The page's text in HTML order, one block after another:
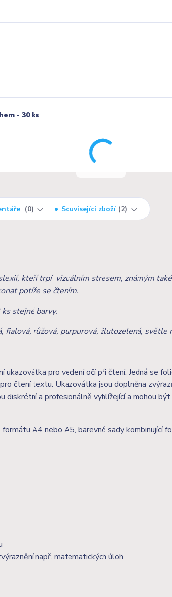
- 30 ks
0 Související zboží 2
kteří trpí vizuálním stresem, známým
potíže se čtením.
ks stejné barvy.
fialová, růžová, purpurová, žlutozelená, světle
ukazovátka pro vedení očí při čtení. Jedná se
čtení textu. Ukazovátka jsou doplněna
diskrétní a profesionálně vyhlížející a mohou
A4 nebo A5, barevné sady kombinující
např. matematických úloh